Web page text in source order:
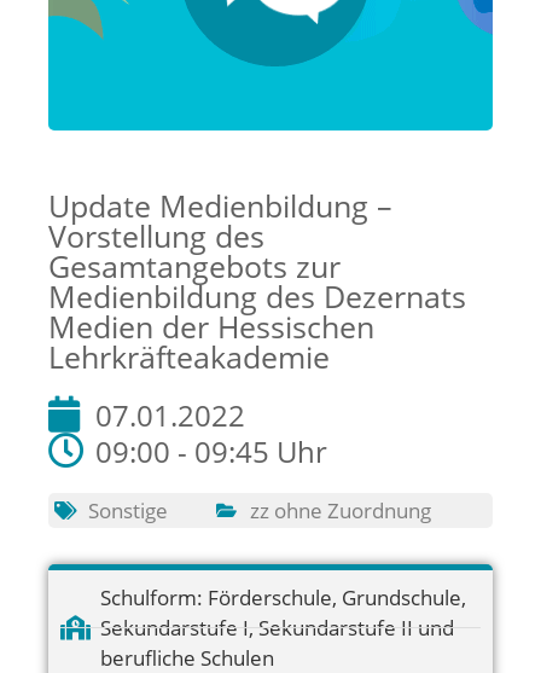
Update Medienbildung –
Vorstellung des
Gesamtangebots zur
Medienbildung des Dezernats
Medien der Hessischen
Lehrkräfteakademie
07.01.2022
09:00 - 09:45 Uhr
Sonstige zz ohne Zuordnung
Schulform: Förderschule, Grundschule,
Sekundarstufe I, Sekundarstufe II und
berufliche Schulen